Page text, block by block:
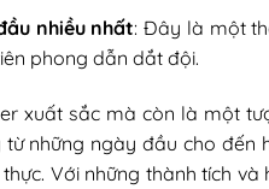
nhiều nhất: Đây là một
phong dẫn dắt đội.
xuất sắc mà còn là một
những ngày đầu cho đến
Với những thành tích